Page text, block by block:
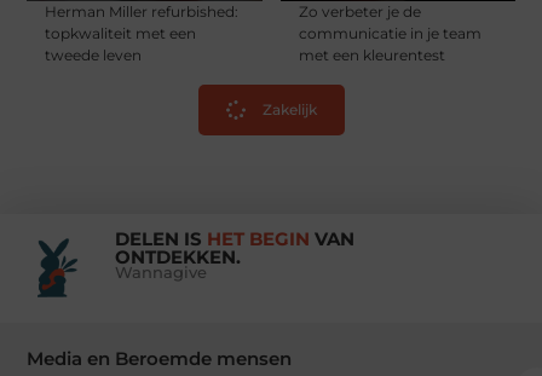
Herman Miller refurbished:
topkwaliteit met een
tweede leven
Zo verbeter je de
communicatie in je team
met een kleurentest
Zakelijk
DELEN IS HET BEGIN VAN
ONTDEKKEN.
Wannagive
Media en Beroemde mensen